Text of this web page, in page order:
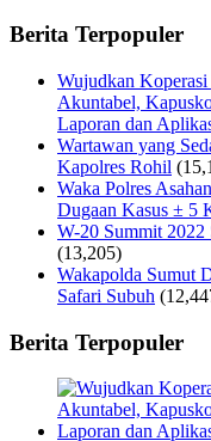
Berita Terpopuler
Wujudkan Koperasi
Akuntabel,
Laporan dan
Wartawan yang
Kapolres Rohil
Waka Polres
Dugaan Kasus ± 5
W-20 Summit 2022
(13,205)
Wakapolda Sumut
Safari Subuh
Berita Terpopuler